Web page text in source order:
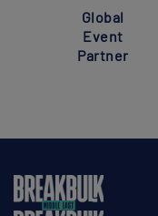
Global
Event
Partner